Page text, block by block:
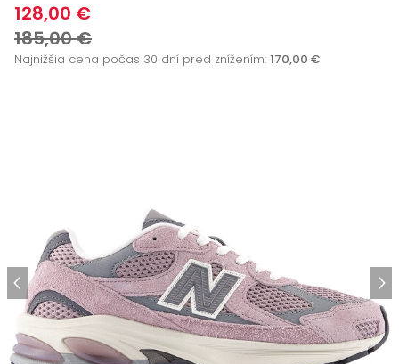
128,00 €
185,00 €
Najnižšia cena počas 30 dní pred znížením: 170,00 €